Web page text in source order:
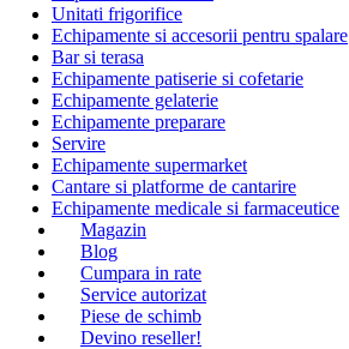
Unitati frigorifice
Echipamente si accesorii pentru spalare
Bar si terasa
Echipamente patiserie si cofetarie
Echipamente gelaterie
Echipamente preparare
Servire
Echipamente supermarket
Cantare si platforme de cantarire
Echipamente medicale si farmaceutice
Magazin
Blog
Cumpara in rate
Service autorizat
Piese de schimb
Devino reseller!